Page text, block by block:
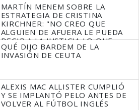
MARTÍN MENEM SOBRE LA
ESTRATEGIA DE CRISTINA
KIRCHNER: "NO CREO QUE
ALGUIEN DE AFUERA LE PUEDA
DECIR A LA JUSTICIA LO QUE
TIENE QUE HACER"
QUÉ DIJO BARDEM DE LA
INVASIÓN DE CEUTA
ALEXIS MAC ALLISTER CUMPLIÓ
Y SE IMPLANTÓ PELO ANTES DE
VOLVER AL FÚTBOL INGLÉS